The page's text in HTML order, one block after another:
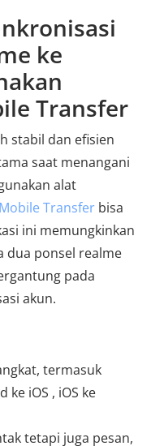
ke
Transfer
stabil dan efisien
saat menangani
alat
Transfer bisa
ini memungkinkan
dua ponsel realme
pada
akun.
termasuk
ke iOS , iOS ke
tetapi juga pesan,